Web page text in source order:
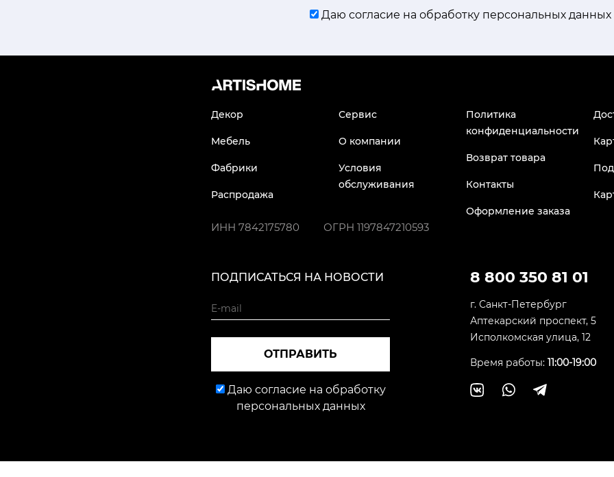
Даю согласие на обработку персональных данных
Декор
Мебель
Фабрики
Распродажа
Сервис
О компании
Условия
обслуживания
Политика
конфиденциальности
Возврат товара
Контакты
Оформление заказа
ИНН 7842175780 ОГРН 1197847210593
8 800 350 81 01
г. Санкт-Петербург
Аптекарский проспект, 5
Исполкомская улица, 12
Время работы: 11:00-19:00
ПОДПИСАТЬСЯ НА НОВОСТИ
ОТПРАВИТЬ
Даю согласие на обработку
персональных данных